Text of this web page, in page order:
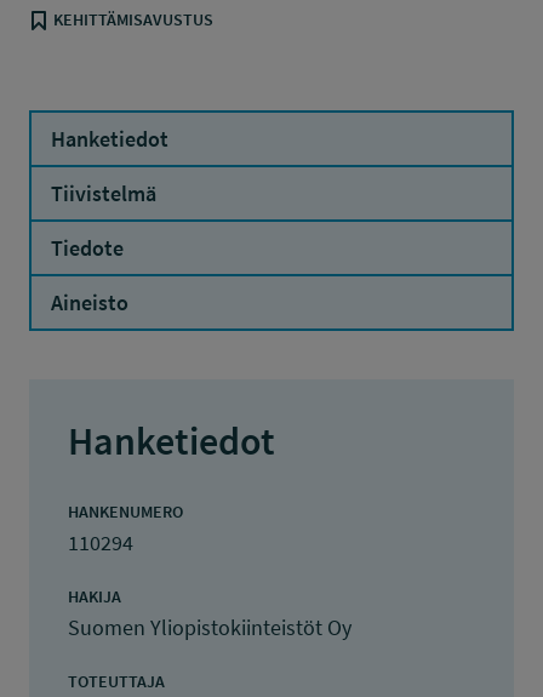
KEHITTÄMISAVUSTUS
Hanketiedot
Tiivistelmä
Tiedote
Aineisto
Hanketiedot
HANKENUMERO
110294
HAKIJA
Suomen Yliopistokiinteistöt Oy
TOTEUTTAJA